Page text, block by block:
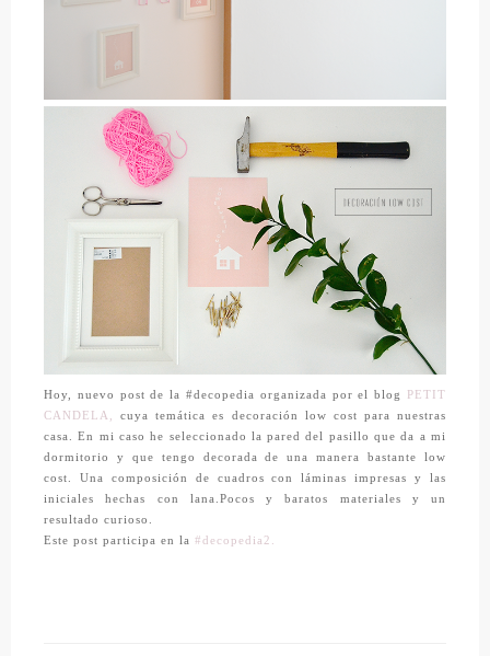
Hoy, nuevo post de la #decopedia organizada por el blog
PETIT
CANDELA,
cuya temática es decoración low cost para nuestras
casa. En mi caso he seleccionado la pared del pasillo que da a mi
dormitorio y que tengo decorada de una manera bastante low
cost. Una composición de cuadros con láminas impresas y las
iniciales hechas con lana.Pocos y baratos materiales y un
resultado curioso.
Este post participa en la #decopedia2.